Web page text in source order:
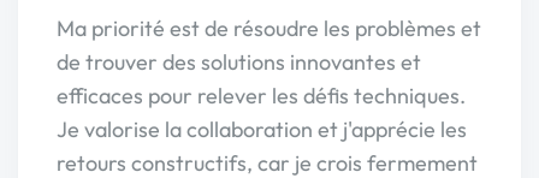
Ma priorité est de résoudre les problèmes et
de trouver des solutions innovantes et
efficaces pour relever les défis techniques.
Je valorise la collaboration et j'apprécie les
retours constructifs, car je crois fermement